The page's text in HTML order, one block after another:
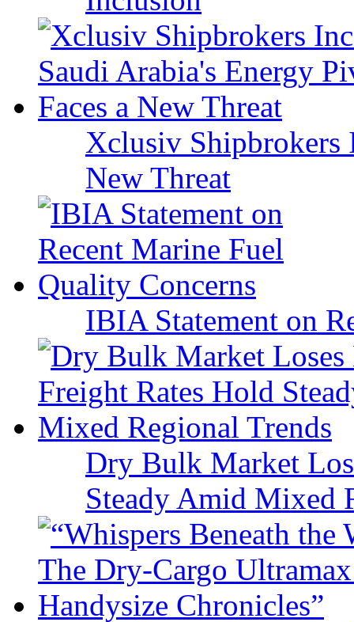
Xclusiv Shipbrokers
New Threat
IBIA Statement on
Dry Bulk Market
Steady Amid Mixed